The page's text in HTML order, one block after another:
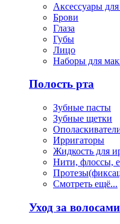
Аксессуары
Брови
Глаза
Губы
Лицо
Наборы для
Полость рта
Зубные пасты
Зубные щетки
Ирригаторы
Жидкость для
Нити, флоссы,
Смотреть ещё...
Уход за волосами